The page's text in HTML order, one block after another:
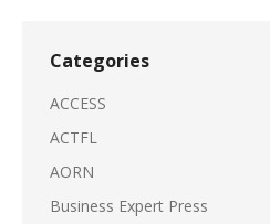
Categories
ACCESS
ACTFL
AORN
Business Expert Press